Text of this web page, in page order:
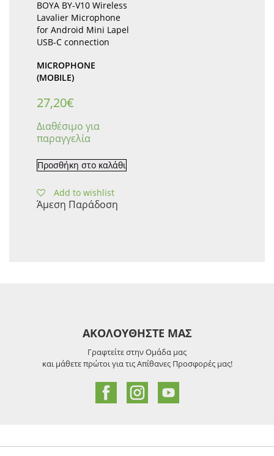
BOYA BY-V10 Wireless
Lavalier Microphone
for Android Mini Lapel
USB-C connection
MICROPHONE
(MOBILE)
27,20€
Διαθέσιμο για
παραγγελία
Προσθήκη στο καλάθι
Add to wishlist
Άμεση Παράδοση
ΑΚΟΛΟΥΘΗΣΤΕ ΜΑΣ
Γραφτείτε στην Ομάδα μας
και μάθετε πρώτοι για τις Απίθανες Προσφορές μας!